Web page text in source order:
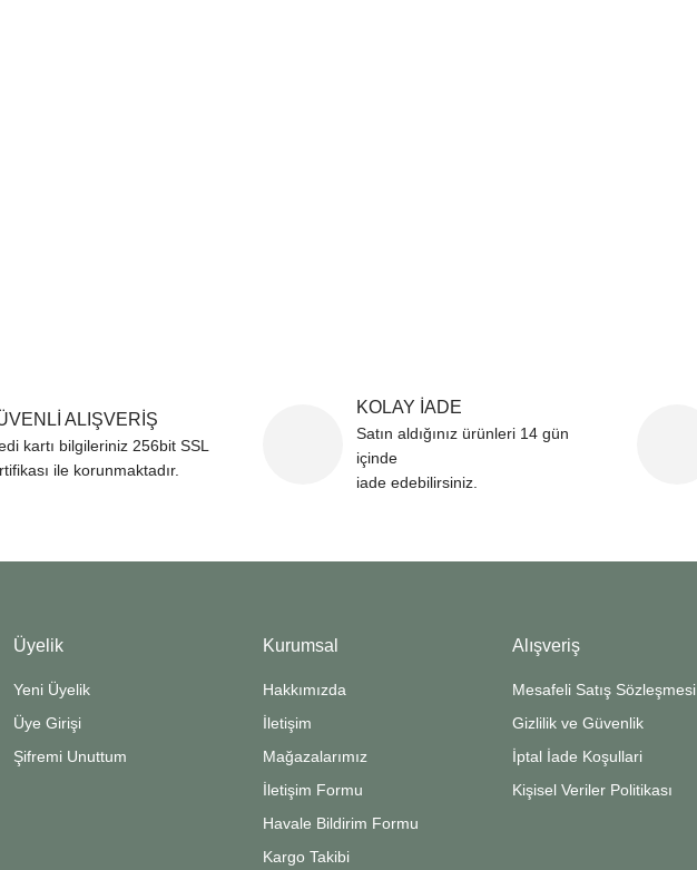
ALIŞVERİŞ
kartı bilgileriniz 256bit SSL
ile korunmaktadır.
KOLAY İADE
Satın aldığınız ürünleri 14 gün
içinde
iade edebilirsiniz.
Üyelik
Yeni Üyelik
Üye Girişi
Şifremi Unuttum
Kurumsal
Hakkımızda
İletişim
Mağazalarımız
İletişim Formu
Havale Bildirim Formu
Kargo Takibi
Alışveriş
Mesafeli Satış Sözleşmesi
Gizlilik ve Güvenlik
İptal İade Koşullari
Kişisel Veriler Politikası